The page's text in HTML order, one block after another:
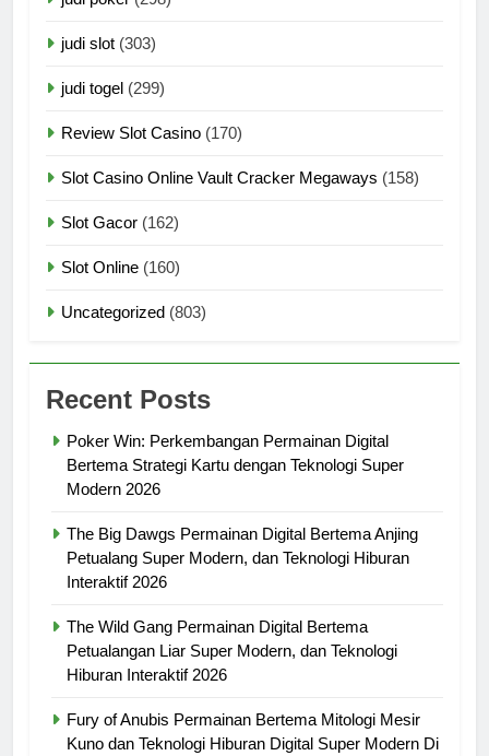
judi slot (303)
judi togel (299)
Review Slot Casino (170)
Slot Casino Online Vault Cracker Megaways (158)
Slot Gacor (162)
Slot Online (160)
Uncategorized (803)
Recent Posts
Poker Win: Perkembangan Permainan Digital
Bertema Strategi Kartu dengan Teknologi Super
Modern 2026
The Big Dawgs Permainan Digital Bertema Anjing
Petualang Super Modern, dan Teknologi Hiburan
Interaktif 2026
The Wild Gang Permainan Digital Bertema
Petualangan Liar Super Modern, dan Teknologi
Hiburan Interaktif 2026
Fury of Anubis Permainan Bertema Mitologi Mesir
Kuno dan Teknologi Hiburan Digital Super Modern Di